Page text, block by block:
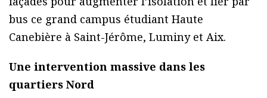
bus ce grand campus étudiant Haute
Canebière à Saint-Jérôme, Luminy et Aix.
Une intervention massive dans les
quartiers Nord